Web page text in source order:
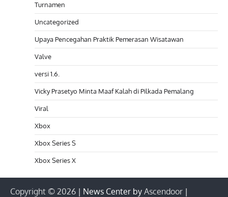
Turnamen
Uncategorized
Upaya Pencegahan Praktik Pemerasan Wisatawan
Valve
versi 1.6.
Vicky Prasetyo Minta Maaf Kalah di Pilkada Pemalang
Viral
Xbox
Xbox Series S
Xbox Series X
Copyright © 2026 | News Center by Ascendoor |